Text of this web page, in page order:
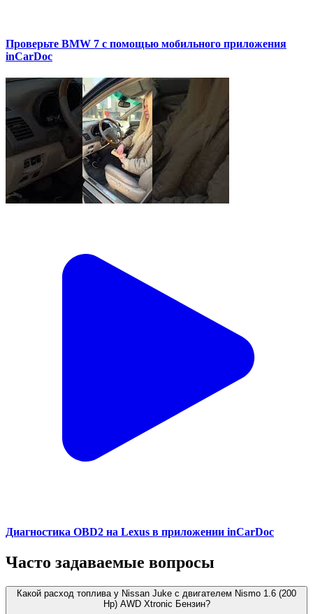
Проверьте BMW 7 с помощью мобильного приложения
inCarDoc
Диагностика OBD2 на Lexus в приложении inCarDoc
Часто задаваемые вопросы
Какой расход топлива у Nissan Juke с двигателем Nismo 1.6 (200
Hp) AWD Xtronic Бензин?